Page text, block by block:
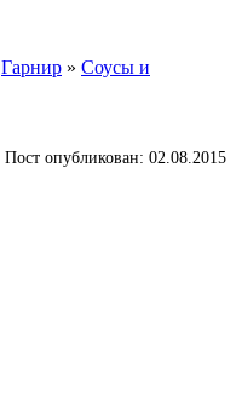
Гарнир » Соусы и
Пост опубликован: 02.08.2015